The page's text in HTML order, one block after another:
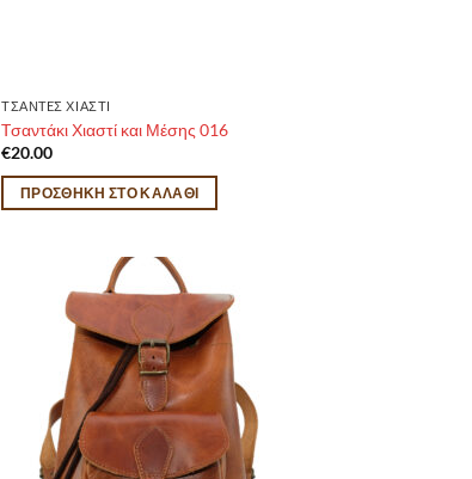
ΤΣΑΝTEΣ ΧΙΑΣΤΙ
Tσαντάκι Χιαστί και Μέσης 016
€20.00
ΠΡΟΣΘΉΚΗ ΣΤΟ ΚΑΛΆΘΙ